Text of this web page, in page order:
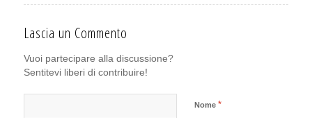
Lascia un Commento
Vuoi partecipare alla discussione?
Sentitevi liberi di contribuire!
Nome *